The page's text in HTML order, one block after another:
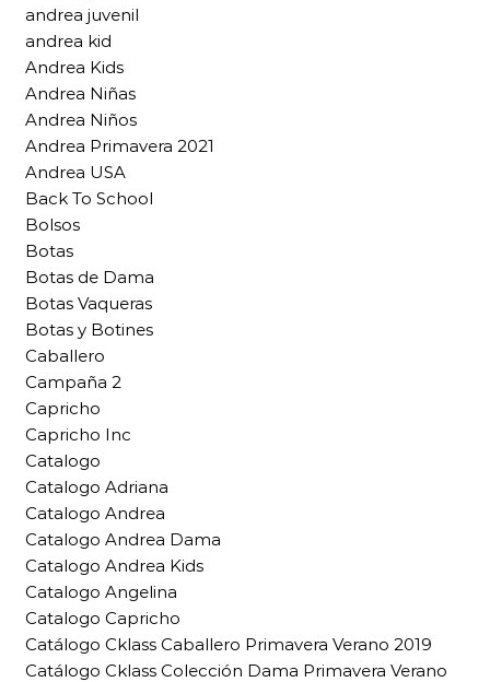
andrea juvenil
andrea kid
Andrea Kids
Andrea Niñas
Andrea Niños
Andrea Primavera 2021
Andrea USA
Back To School
Bolsos
Botas
Botas de Dama
Botas Vaqueras
Botas y Botines
Caballero
Campaña 2
Capricho
Capricho Inc
Catalogo
Catalogo Adriana
Catalogo Andrea
Catalogo Andrea Dama
Catalogo Andrea Kids
Catalogo Angelina
Catalogo Capricho
Catálogo Cklass Caballero Primavera Verano 2019
Catálogo Cklass Colección Dama Primavera Verano